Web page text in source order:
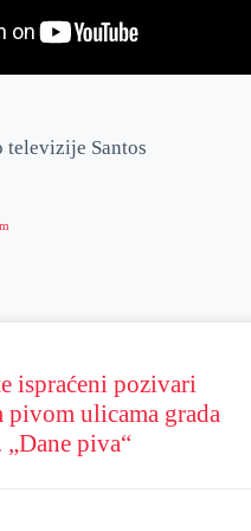
Santos
ispraćeni pozivari
ulicama grada
piva“